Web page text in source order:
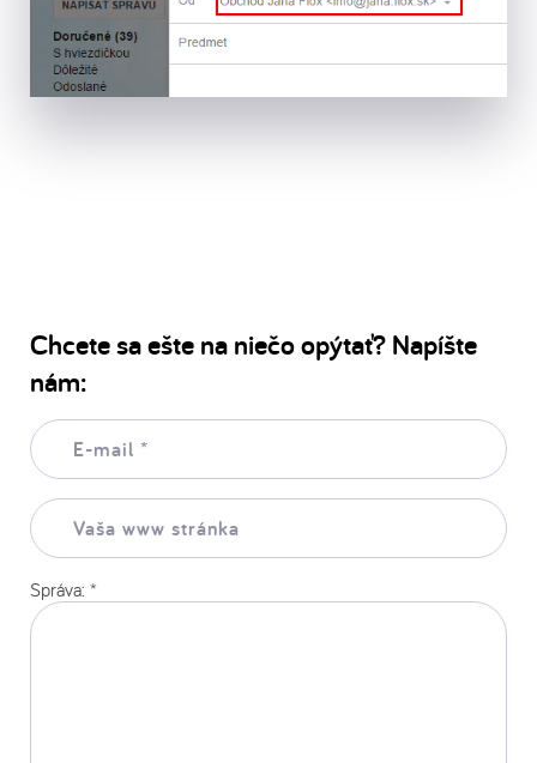
Chcete sa ešte na niečo opýtať? Napíšte
nám:
E-
mail:
Vaša
www
stránka:
Správa: *